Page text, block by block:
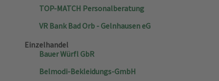
TOP-MATCH Personalberatung
VR Bank Bad Orb - Gelnhausen eG
Einzelhandel
Bauer Würfl GbR
Belmodi-Bekleidungs-GmbH